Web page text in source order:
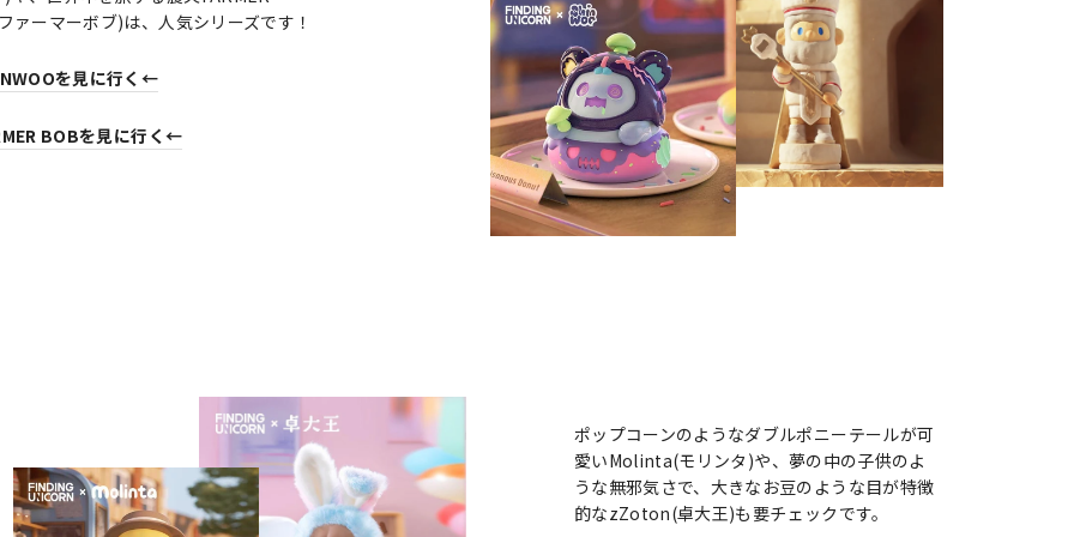
ァーマーボブ)は、人気シリーズです！
を見に行く←
BOBを見に行く←
ポップコーンのようなダブルポニーテールが可
愛いMolinta(モリンタ)や、夢の中の子供のよ
うな無邪気さで、大きなお豆のような目が特徴
的なzZoton(卓大王)も要チェックです。